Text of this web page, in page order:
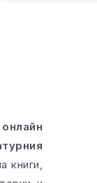
онлайн
книги,